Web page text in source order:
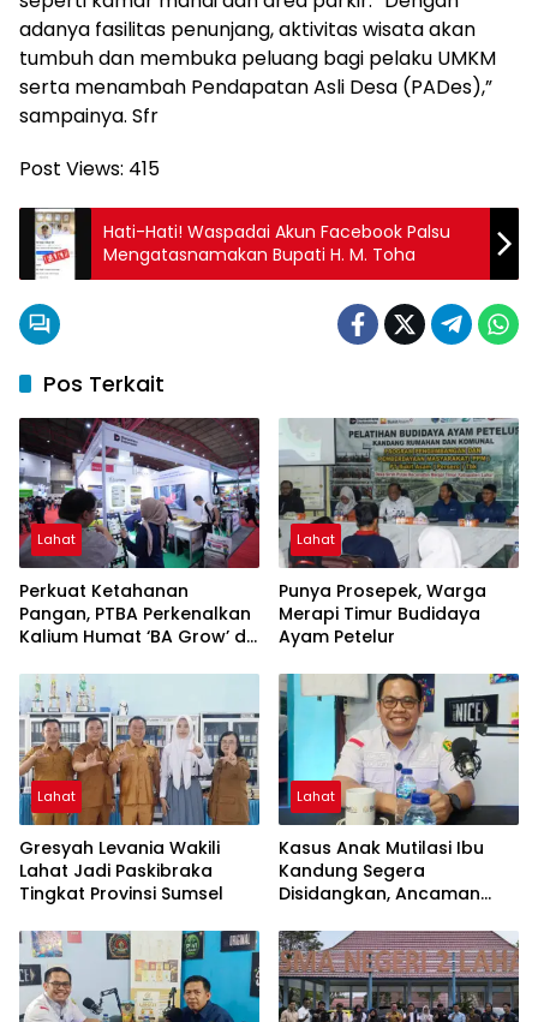
adanya fasilitas penunjang, aktivitas wisata akan
tumbuh dan membuka peluang bagi pelaku UMKM
serta menambah Pendapatan Asli Desa (PADes),”
sampainya. Sfr
Post Views: 415
Hati-Hati! Waspadai Akun Facebook Palsu
Mengatasnamakan Bupati H. M. Toha
Pos Terkait
Lahat
Perkuat Ketahanan
Pangan, PTBA Perkenalkan
Kalium Humat ‘BA Grow’ di
Lahat
Punya Prosepek, Warga
Merapi Timur Budidaya
Ayam Petelur
Lahat
Gresyah Levania Wakili
Lahat Jadi Paskibraka
Tingkat Provinsi Sumsel
Lahat
Kasus Anak Mutilasi Ibu
Kandung Segera
Disidangkan, Ancaman